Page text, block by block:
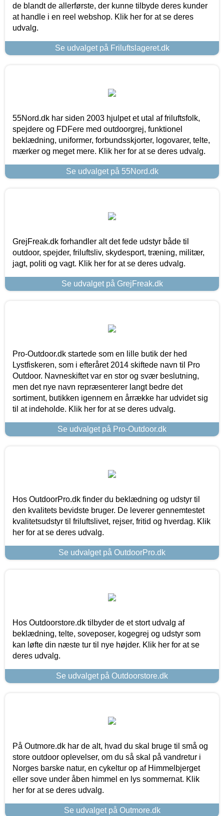
de blandt de allerførste, der kunne tilbyde deres kunder
at handle i en reel webshop. Klik her for at se deres
udvalg.
Se udvalget på Friluftslageret.dk
55Nord.dk har siden 2003 hjulpet et utal af friluftsfolk,
spejdere og FDFere med outdoorgrej, funktionel
beklædning, uniformer, forbundsskjorter, logovarer, telte,
mærker og meget mere. Klik her for at se deres udvalg.
Se udvalget på 55Nord.dk
GrejFreak.dk forhandler alt det fede udstyr både til
outdoor, spejder, friluftsliv, skydesport, træning, militær,
jagt, politi og vagt. Klik her for at se deres udvalg.
Se udvalget på GrejFreak.dk
Pro-Outdoor.dk startede som en lille butik der hed
Lystfiskeren, som i efteråret 2014 skiftede navn til Pro
Outdoor. Navneskiftet var en stor og svær beslutning,
men det nye navn repræsenterer langt bedre det
sortiment, butikken igennem en årrække har udvidet sig
til at indeholde. Klik her for at se deres udvalg.
Se udvalget på Pro-Outdoor.dk
Hos OutdoorPro.dk finder du beklædning og udstyr til
den kvalitets bevidste bruger. De leverer gennemtestet
kvalitetsudstyr til friluftslivet, rejser, fritid og hverdag. Klik
her for at se deres udvalg.
Se udvalget på OutdoorPro.dk
Hos Outdoorstore.dk tilbyder de et stort udvalg af
beklædning, telte, soveposer, kogegrej og udstyr som
kan løfte din næste tur til nye højder. Klik her for at se
deres udvalg.
Se udvalget på Outdoorstore.dk
På Outmore.dk har de alt, hvad du skal bruge til små og
store outdoor oplevelser, om du så skal på vandretur i
Norges barske natur, en cykeltur op af Himmelbjerget
eller sove under åben himmel en lys sommernat. Klik
her for at se deres udvalg.
Se udvalget på Outmore.dk